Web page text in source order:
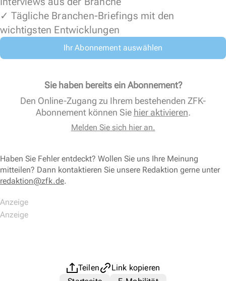
✓ Tägliche Branchen-Briefings mit den
wichtigsten Entwicklungen
Ihr Abonnement auswählen
Sie haben bereits ein Abonnement?
Den Online-Zugang zu Ihrem bestehenden ZFK-
Abonnement können Sie hier aktivieren.
Melden Sie sich hier an.
Haben Sie Fehler entdeckt? Wollen Sie uns Ihre Meinung
mitteilen? Dann kontaktieren Sie unsere Redaktion gerne unter
redaktion@zfk.de.
Teilen
Link kopieren